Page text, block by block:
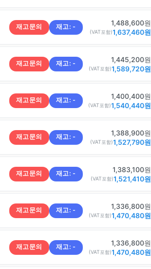
재고문의 재고: - 1,488,600원
(VAT포함)1,637,460원
재고문의 재고: - 1,445,200원
(VAT포함)1,589,720원
재고문의 재고: - 1,400,400원
(VAT포함)1,540,440원
재고문의 재고: - 1,388,900원
(VAT포함)1,527,790원
재고문의 재고: - 1,383,100원
(VAT포함)1,521,410원
재고문의 재고: - 1,336,800원
(VAT포함)1,470,480원
재고문의 재고: - 1,336,800원
(VAT포함)1,470,480원